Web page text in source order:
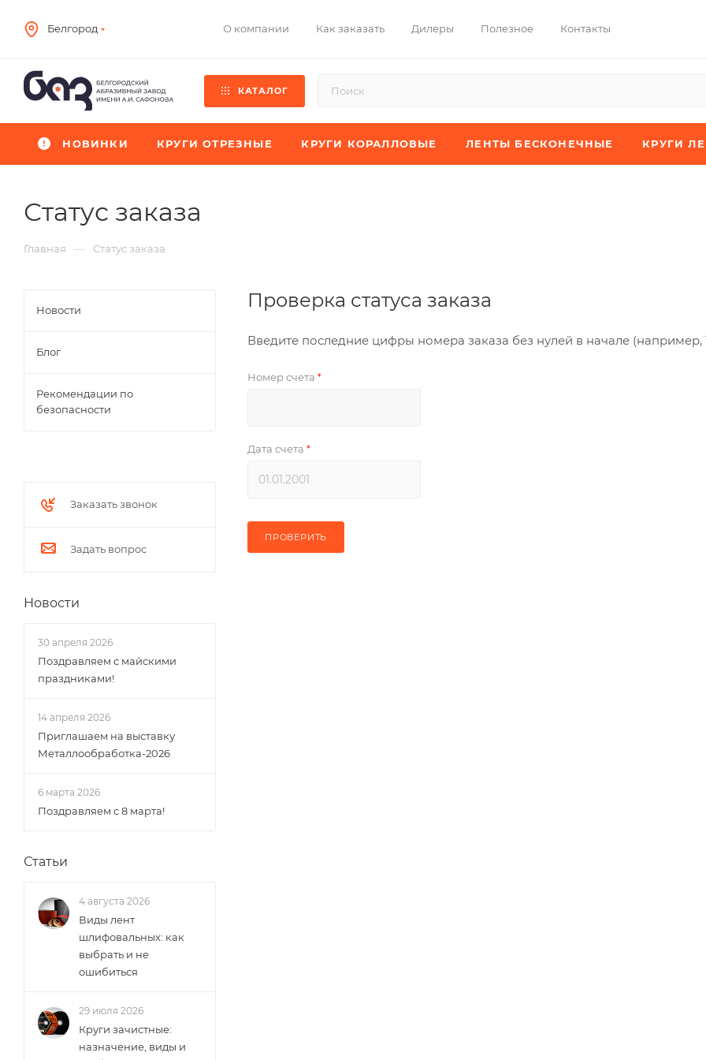
Белгород О компании Как заказать Дилеры Полезное Контакты
КАТАЛОГ
НОВИНКИ КРУГИ ОТРЕЗНЫЕ КРУГИ КОРАЛЛОВЫЕ ЛЕНТЫ БЕСКОНЕЧНЫЕ КРУГИ
Статус заказа
Главная — Статус заказа
Проверка статуса заказа
Введите последние цифры номера заказа без нулей в начале (например,
Номер счета *
Дата счета *
ПРОВЕРИТЬ
Новости
Блог
Рекомендации по
безопасности
Заказать звонок
Задать вопрос
Новости
30 апреля 2026
Поздравляем с майскими
праздниками!
14 апреля 2026
Приглашаем на выставку
Металлообработка-2026
6 марта 2026
Поздравляем с 8 марта!
Статьи
4 августа 2026
Виды лент
шлифовальных: как
выбрать и не
ошибиться
29 июля 2026
Круги зачистные:
назначение, виды и